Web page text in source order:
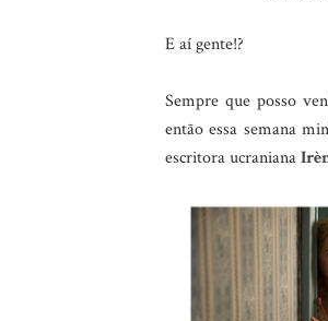
E aí gente!?
Sempre que posso
então essa semana
escritora ucraniana